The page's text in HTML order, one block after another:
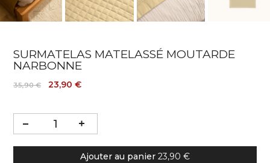
SURMATELAS MATELASSÉ MOUTARDE
NARBONNE
35,90 € 23,90 €
Ajouter au panier 23,90 €